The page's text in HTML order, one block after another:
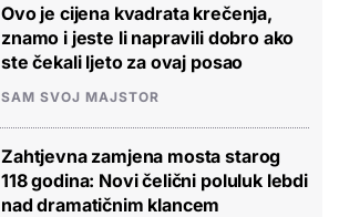
Ovo je cijena kvadrata krečenja,
znamo i jeste li napravili dobro ako
ste čekali ljeto za ovaj posao
SAM SVOJ MAJSTOR
Zahtjevna zamjena mosta starog
118 godina: Novi čelični poluluk lebdi
nad dramatičnim klancem